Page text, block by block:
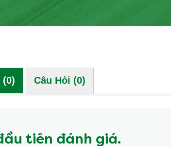
(0) Câu Hỏi (0)
tiên đánh giá.